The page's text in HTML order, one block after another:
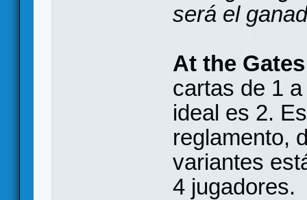
será el
At the
cartas de 1
ideal es 2.
reglamento,
variantes
4 jugadores.